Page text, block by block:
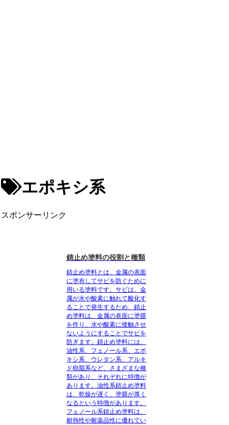
エポキシ系
スポンサーリンク
錆止め塗料の役割と種類
錆止め塗料とは、金属の表面
に塗布してサビを防ぐために
用いる塗料です。 サビは、金
属が水や酸素に触れて酸化す
ることで発生するため、錆止
め塗料は、金属の表面に塗膜
を作り、水や酸素に接触させ
ないようにすることでサビを
防ぎます。錆止め塗料には、
油性系、フェノール系、エポ
キシ系、ウレタン系、アルキ
ド樹脂系など、さまざまな種
類があり、それぞれに特徴が
あります。 油性系錆止め塗料
は、乾燥が遅く、塗膜が厚く
なる という特徴があります。
フェノール系錆止め塗料は、
耐熱性や耐薬品性に優れてい